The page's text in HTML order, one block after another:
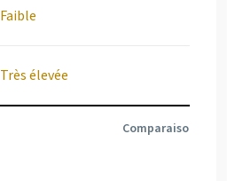
Comparaison
Faible
Très élevée